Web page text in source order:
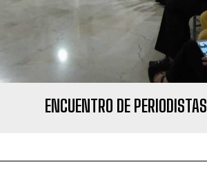
ENCUENTRO DE PERIODISTAS